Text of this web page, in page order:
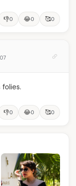
👎0 😂0 🥰0
👎0 😂0 🥰0